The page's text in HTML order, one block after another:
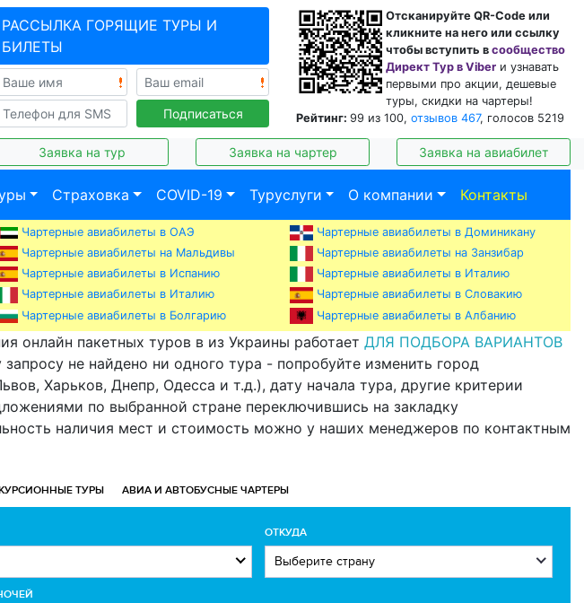
РАССЫЛКА ГОРЯЩИЕ ТУРЫ И
БИЛЕТЫ
Подписаться
Отсканируйте QR-Code или
кликните на него или ссылку
чтобы вступить в сообщество
Директ Тур в Viber и узнавать
первыми про акции, дешевые
туры, скидки на чартеры!
Рейтинг: 99 из 100, отзывов 467, голосов 5219
Заявка на тур Заявка на чартер Заявка на авиабилет
Страховка COVID-19 Туруслуги О компании Контакты
Чартерные авиабилеты в ОАЭ
Чартерные авиабилеты в Доминикану
Чартерные авиабилеты на Мальдивы
Чартерные авиабилеты на Занзибар
Чартерные авиабилеты в Испанию
Чартерные авиабилеты в Италию
Чартерные авиабилеты в Италию
Чартерные авиабилеты в Словакию
Чартерные авиабилеты в Болгарию Чартерные авиабилеты в Албанию
онлайн пакетных туров в из Украины работает ДЛЯ ПОДБОРА ВАРИАНТОВ
не найдено ни одного тура - попробуйте изменить город
Харьков, Днепр, Одесса и т.д.), дату начала тура, другие критерии
по выбранной стране переключившись на закладку
наличия мест и стоимость можно у наших менеджеров по контактным
ТУРЫ АВИА И АВТОБУСНЫЕ ЧАРТЕРЫ
ОТКУДА